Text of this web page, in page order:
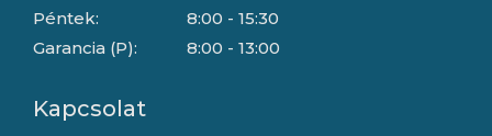
Péntek:
Garancia (P):
8:00 - 15:30
8:00 - 13:00
Kapcsolat